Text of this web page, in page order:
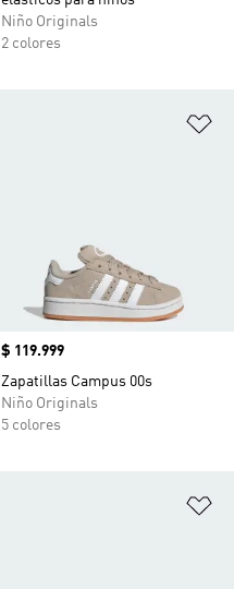
Niño Originals
2 colores
Precio
$ 119.999
Zapatillas Campus 00s
Niño Originals
5 colores